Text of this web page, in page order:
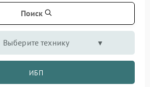
Поиск
Выберите технику
ИБП